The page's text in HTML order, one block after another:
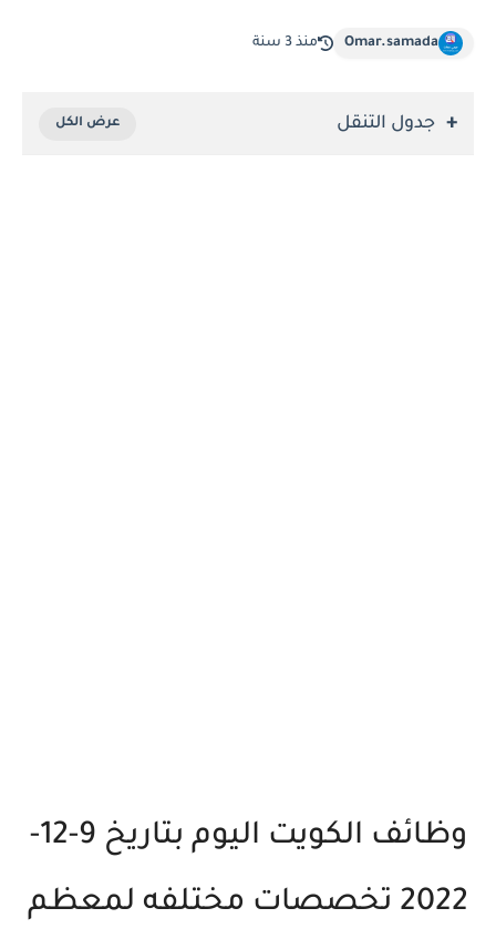
Omar.samada منذ 3 سنة
جدول التنقل
وظائف الكويت اليوم بتاريخ 9-12-
2022 تخصصات مختلفه لمعظم